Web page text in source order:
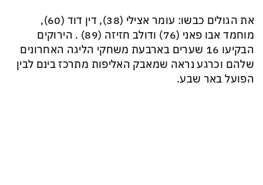
את הגולים כבשו: עומר אצילי (38), דין דוד (60),
מוחמד אבו פאני (76) ודולב חזיזה (89) . הירוקים
הבקיעו 16 שערים בארבעת משחקי הליגה האחרונים
שלהם וכרגע נראה שמאבק האליפות מתרכז בינם לבין
הפועל באר שבע.